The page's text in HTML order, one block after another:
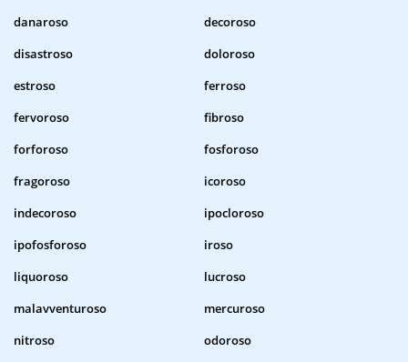
danaroso
decoroso
disastroso
doloroso
estroso
ferroso
fervoroso
fibroso
forforoso
fosforoso
fragoroso
icoroso
indecoroso
ipocloroso
ipofosforoso
iroso
liquoroso
lucroso
malavventuroso
mercuroso
nitroso
odoroso